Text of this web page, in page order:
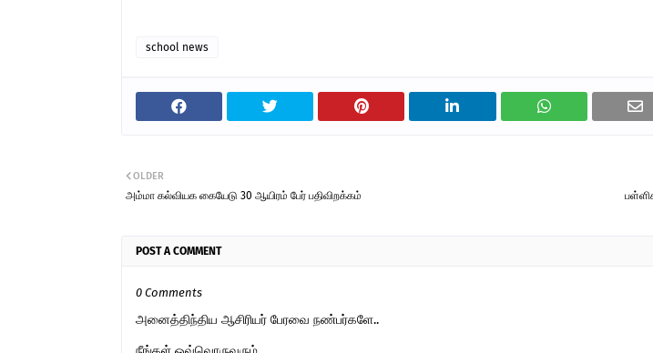
school news
OLDER
அம்மா கல்வியக கையேடு 30 ஆயிரம் பேர் பதிவிறக்கம்
POST A COMMENT
0 Comments
அனைத்திந்திய ஆசிரியர் பேரவை நண்பர்களே..